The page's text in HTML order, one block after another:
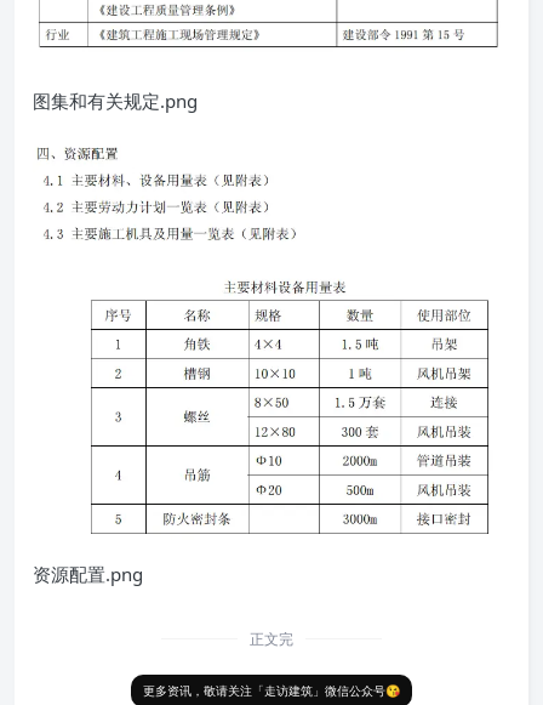
图集和有关规定.png
资源配置.png
正文完
更多资讯，敬请关注「走访建筑」微信公众号😘